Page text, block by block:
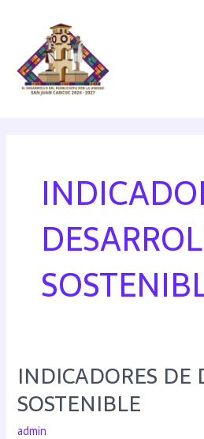
INDICADORES DE
SOSTENIBLE
admin